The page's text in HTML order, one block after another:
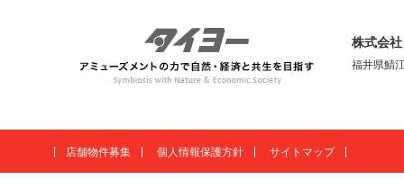
株式会
福井県鯖
店舗物件募集 個人情報保護方針 サイトマップ